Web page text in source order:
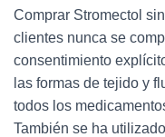
Comprar Stromectol
clientes nunca se
consentimiento
las formas de tejido y
todos los
También se ha